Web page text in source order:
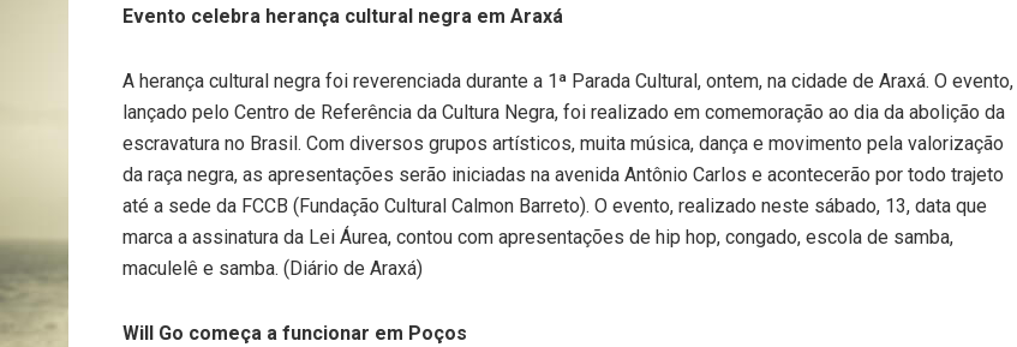
Evento celebra herança cultural negra em Araxá
A herança cultural negra foi reverenciada durante a 1ª Parada Cultural, ontem, na cidade de Araxá. O evento,
lançado pelo Centro de Referência da Cultura Negra, foi realizado em comemoração ao dia da abolição da
escravatura no Brasil. Com diversos grupos artísticos, muita música, dança e movimento pela valorização
da raça negra, as apresentações serão iniciadas na avenida Antônio Carlos e acontecerão por todo trajeto
até a sede da FCCB (Fundação Cultural Calmon Barreto). O evento, realizado neste sábado, 13, data que
marca a assinatura da Lei Áurea, contou com apresentações de hip hop, congado, escola de samba,
maculelê e samba. (Diário de Araxá)
Will Go começa a funcionar em Poços